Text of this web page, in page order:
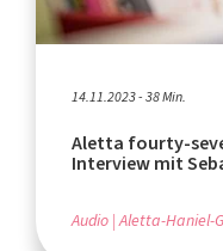
14.11.2023 - 38 Min.
Aletta fourty-
Interview mit
Audio Aletta-Haniel-